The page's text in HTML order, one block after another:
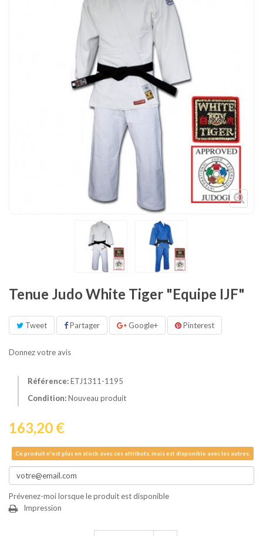
Chaussures
Protections
Cible de frappe
Condition physique
Accessoires
Tenue Judo White Tiger "Equipe IJF"
Tweet Partager Google+ Pinterest
Donnez votre avis
Référence:ETJ1311-1195
Condition:Nouveau produit
163,20 €
Ce produit n'est plus en stock avec ces attributs, mais est disponible avec les autres.
Prévenez-moi lorsque le produit est disponible
Impression